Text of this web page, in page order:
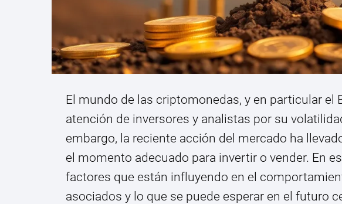
El mundo de las criptomonedas, y en particular el
atención de inversores y analistas por su
embargo, la reciente acción del mercado ha
el momento adecuado para invertir o vender. En
factores que están influyendo en el
asociados y lo que se puede esperar en el futuro